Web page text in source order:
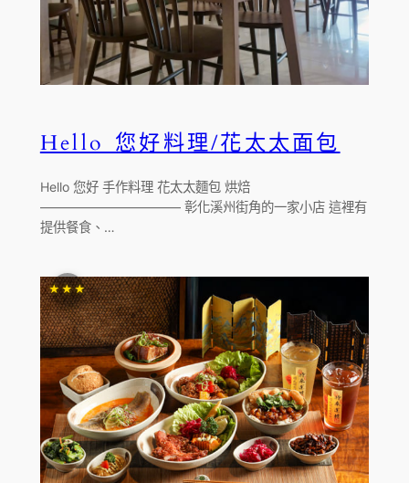
Hello 您好料理/花太太面包
Hello 您好 手作料理 花太太麵包 烘焙
——————————— 彰化溪州街角的一家小店 這裡有
提供餐食、…
★★★